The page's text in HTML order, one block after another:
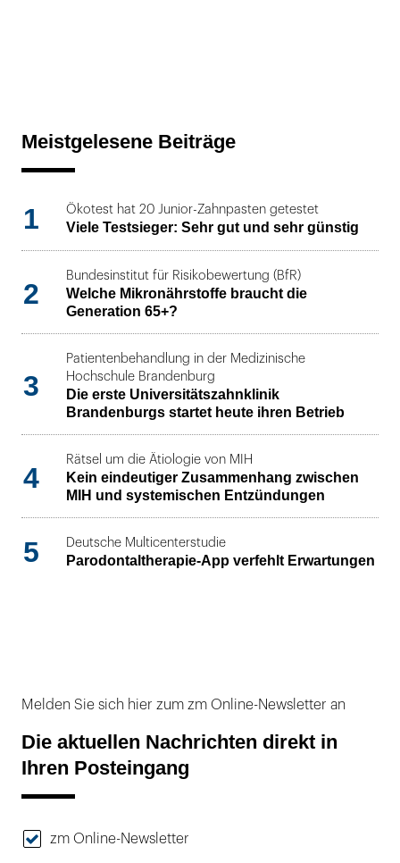
Meistgelesene Beiträge
1 Ökotest hat 20 Junior-Zahnpasten getestet
Viele Testsieger: Sehr gut und sehr günstig
2
Bundesinstitut für Risikobewertung (BfR)
Welche Mikronährstoffe braucht die
Generation 65+?
3
Patientenbehandlung in der Medizinische
Hochschule Brandenburg
Die erste Universitätszahnklinik
Brandenburgs startet heute ihren Betrieb
4
Rätsel um die Ätiologie von MIH
Kein eindeutiger Zusammenhang zwischen
MIH und systemischen Entzündungen
5 Deutsche Multicenterstudie
Parodontaltherapie-App verfehlt Erwartungen
Melden Sie sich hier zum zm Online-Newsletter an
Die aktuellen Nachrichten direkt in
Ihren Posteingang
zm Online-Newsletter